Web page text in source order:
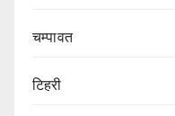
चम्पावत
टिहरी